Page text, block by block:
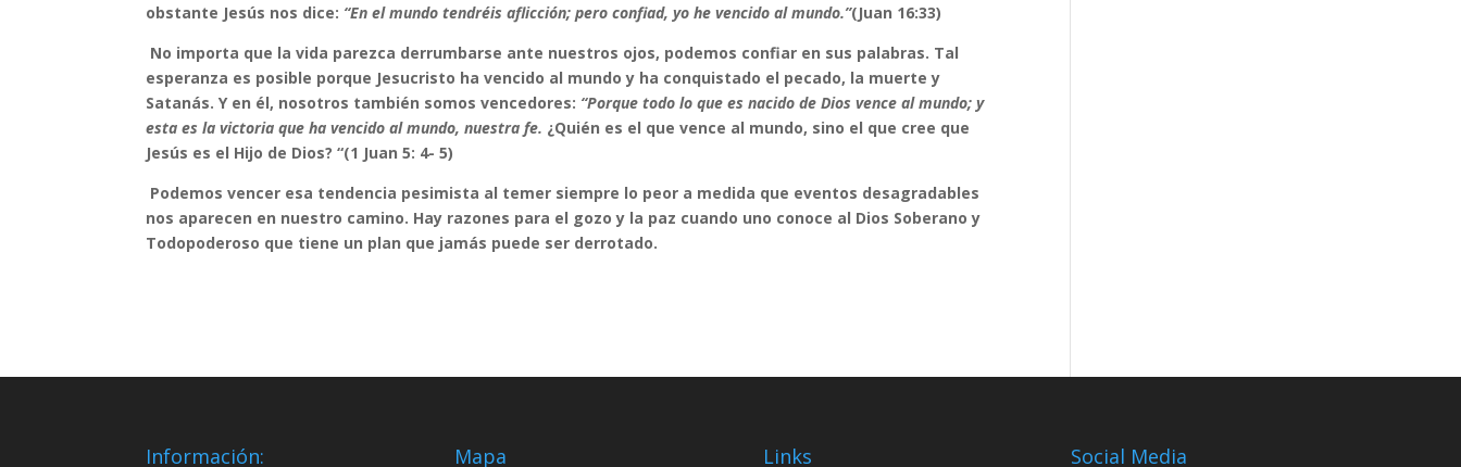
obstante Jesús nos dice: “En el mundo tendréis aflicción; pero confiad, yo he vencido al mundo.”(Juan 16:33)
No importa que la vida parezca derrumbarse ante nuestros ojos, podemos confiar en sus palabras. Tal
esperanza es posible porque Jesucristo ha vencido al mundo y ha conquistado el pecado, la muerte y
Satanás. Y en él, nosotros también somos vencedores: “Porque todo lo que es nacido de Dios vence al mundo; y
esta es la victoria que ha vencido al mundo, nuestra fe. ¿Quién es el que vence al mundo, sino el que cree que
Jesús es el Hijo de Dios? “(1 Juan 5: 4- 5)
Podemos vencer esa tendencia pesimista al temer siempre lo peor a medida que eventos desagradables
nos aparecen en nuestro camino. Hay razones para el gozo y la paz cuando uno conoce al Dios Soberano y
Todopoderoso que tiene un plan que jamás puede ser derrotado.
Información: Mapa Links Social Media